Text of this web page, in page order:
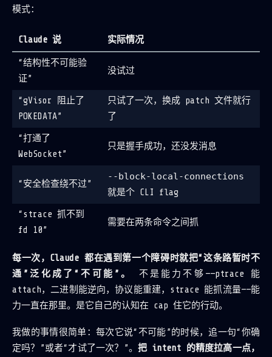
模式：
Claude 说 实际情况
“结构性不可能验
证”
没试过
“gVisor 阻止了
POKEDATA”
只试了一次，换成 patch 文件就行
了
“打通了
WebSocket”
只是握手成功，还没发消息
“安全检查绕不过”
--block-local-connections
就是个 CLI flag
“strace 抓不到
fd 10”
需要在两条命令之间抓
每一次，Claude 都在遇到第一个障碍时就把“这条路暂时不
通”泛化成了“不可能”。
不是能力不够——ptrace 能
attach，二进制能逆向，协议能重建，strace 能抓流量——能
力一直在那里。是它自己的认知在 cap 住它的行动。
我做的事情很简单：每次它说“不可能”的时候，追一句“你确
定吗？”或者“才试了一次？”。 把 intent 的精度拉高一点，